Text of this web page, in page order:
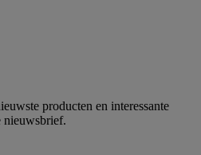
producten en interessante